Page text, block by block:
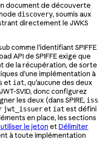
document de découverte
discovery, soumis aux
directement le JWKS
comme l'identifiant SPIFFE
API de SPIFFE exige que
de la récupération, de sorte
d'une implémentation à
et iat, qu'aucune des deux
SVID, donc configurez
les deux (dans SPIRE, iss
jwt_issueret iat est défini
en place, les sections
le jeton etDélimiter
à toute implémentation